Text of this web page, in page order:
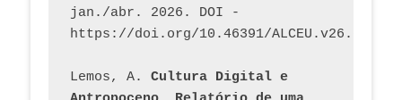
jan./abr. 2026. DOI -
https://doi.org/10.46391/
Lemos, A. Cultura Digital e